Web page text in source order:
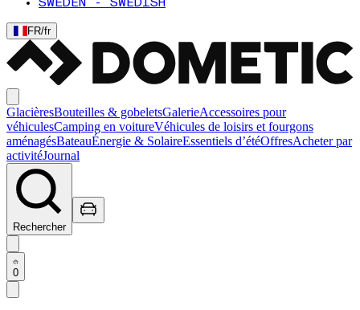
SWEDEN - SWEDISH
FR/fr
GlacièresBouteilles & gobeletsGalerieAccessoires pour
véhiculesCamping en voitureVéhicules de loisirs et fourgons
aménagésBateauÉnergie & SolaireEssentiels d’étéOffresAcheter par
activitéJournal
Rechercher
0